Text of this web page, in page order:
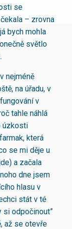
se
– zrovna
bych mohla
světlo
nejméně
na úřadu, v
v
tahle náhlá
úzkosti
která
se mi děje u
a začala
dne jsem
hlasu v
stát v té
si odpočinout”
až se otevře